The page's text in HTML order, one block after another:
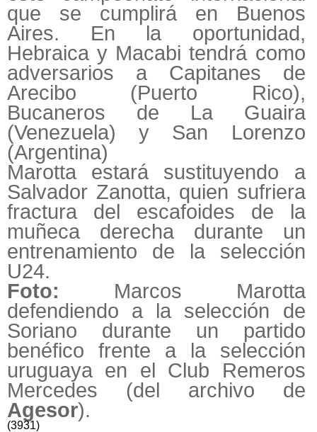
que se cumplirá en Buenos
Aires. En la oportunidad,
Hebraica y Macabi tendrá como
adversarios a Capitanes de
Arecibo (Puerto Rico),
Bucaneros de La Guaira
(Venezuela) y San Lorenzo
(Argentina)
Marotta estará sustituyendo a
Salvador Zanotta, quien sufriera
fractura del escafoides de la
muñeca derecha durante un
entrenamiento de la selección
U24.
Foto: Marcos Marotta
defendiendo a la selección de
Soriano durante un partido
benéfico frente a la selección
uruguaya en el Club Remeros
Mercedes (del archivo de
Agesor).
(3931)